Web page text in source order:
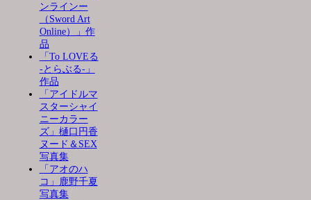
ンラインー
（Sword Art
Online）」作
品
「To LOVEる
-とらぶる-」
作品
「アイドルマ
スターシャイ
ニーカラー
ズ」樋口円香
ヌード＆SEX
写真集
「アオのハ
コ」鹿野千夏
写真集